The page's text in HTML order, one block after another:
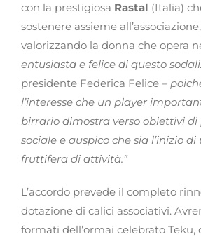
con la prestigiosa Rastal (Italia)
sostenere assieme
valorizzando la donna che opera
entusiasta e felice di questo
presidente Federica Felice –
l’interesse che un player
birrario dimostra verso obiettivi di
sociale e auspico che sia l’inizio di
fruttifera di attività.”
L’accordo prevede il completo
dotazione di calici associativi.
formati dell’ormai celebrato Teku,